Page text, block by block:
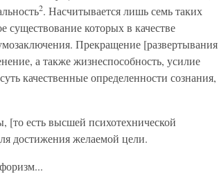
2. Насчитывается лишь семь таких
которых в качестве
Прекращение [развертывания
а также жизнеспособность, усилие
качественные определенности сознания,
[то есть высшей психотехнической
достижения желаемой цели.